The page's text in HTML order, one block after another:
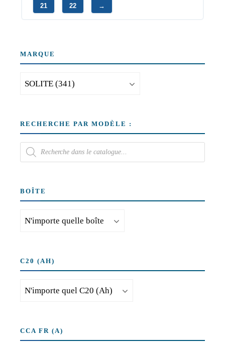
21 22 →
MARQUE
RECHERCHE PAR MODÈLE :
BOÎTE
C20 (AH)
CCA FR (A)